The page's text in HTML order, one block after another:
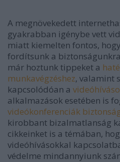
A megnövekedett
gyakrabban igénybe vett
miatt kiemelten fontos,
fordítsunk a
már hoztunk tippeket a
munkavégzéshez, valamint
kapcsolódóan a
alkalmazások esetében is
videókonferenciák
kirobbant bizalmatlanság
cikkeinket is a témában,
videóhívásokkal
védelme mindannyiunk